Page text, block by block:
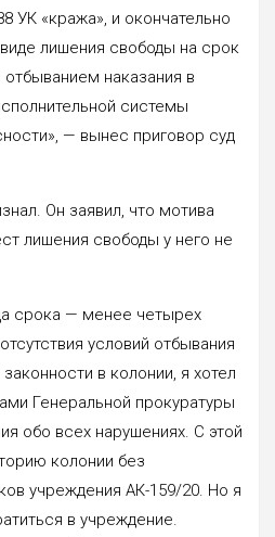
УК «кража», и окончательно
лишения свободы на срок
наказания в
системы
— вынес приговор суд
Он заявил, что мотива
лишения свободы у него не
срока — менее четырех
условий отбывания
в колонии, я хотел
Генеральной прокуратуры
обо всех нарушениях. С этой
колонии без
учреждения АК-159/20. Но я
в учреждение.